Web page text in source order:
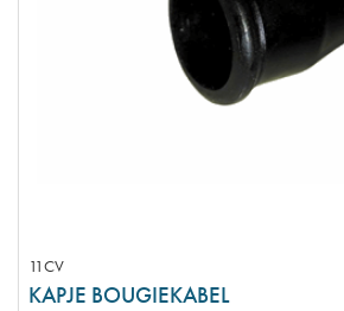
11CV
KAPJE BOUGIEKABEL